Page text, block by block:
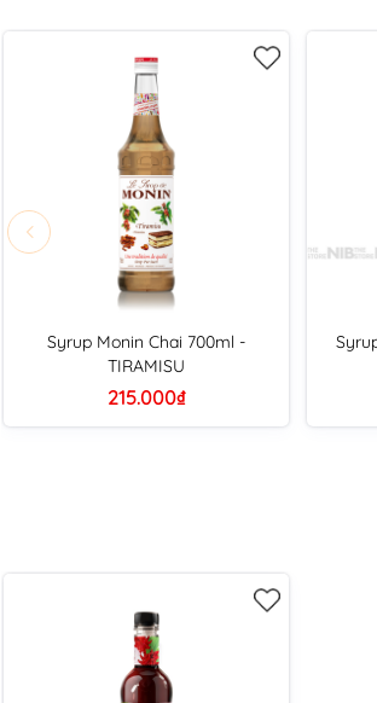
Syrup Monin Chai 700ml -
TIRAMISU
215.000₫